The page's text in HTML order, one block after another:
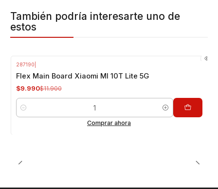
También podría interesarte uno de
estos
287190
Flex Main Board Xiaomi MI 10T Lite 5G
$9.990$11.900
Cantidad
Comprar ahora